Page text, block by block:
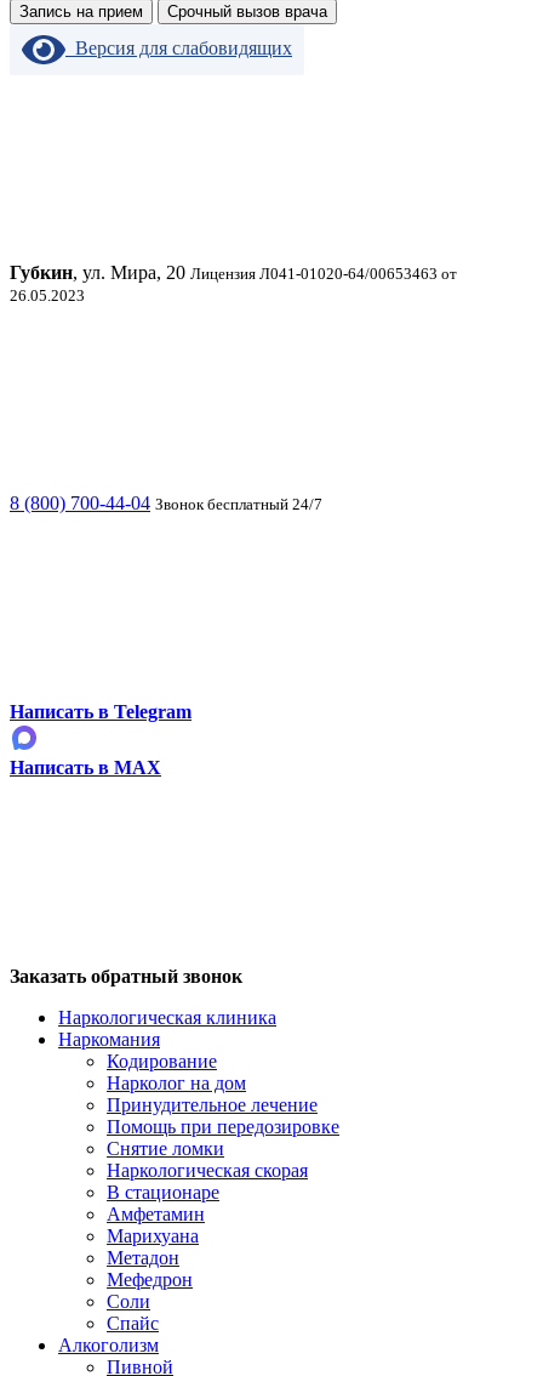
Запись на прием Срочный вызов врача
Версия для слабовидящих
Губкин, ул. Мира, 20 Лицензия Л041-01020-64/00653463 от
26.05.2023
8 (800) 700-44-04 Звонок бесплатный 24/7
Написать в Telegram
Написать в MAX
Заказать обратный звонок
Наркологическая клиника
Наркомания
Кодирование
Нарколог на дом
Принудительное лечение
Помощь при передозировке
Снятие ломки
Наркологическая скорая
В стационаре
Амфетамин
Марихуана
Метадон
Мефедрон
Соли
Спайс
Алкоголизм
Пивной